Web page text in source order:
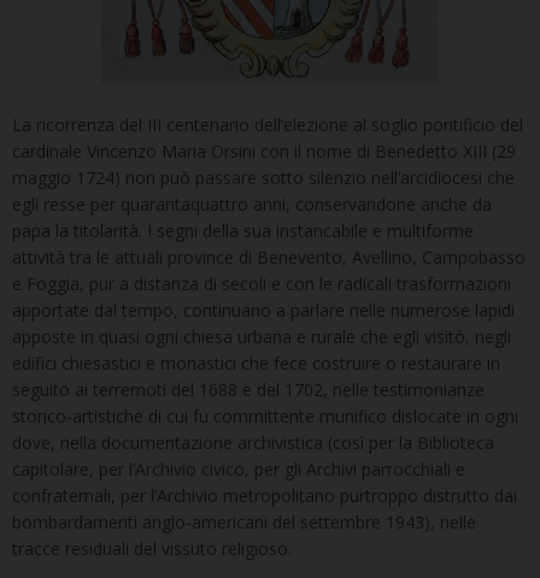
La ricorrenza del III centenario dell’elezione al soglio pontificio del
cardinale Vincenzo Maria Orsini con il nome di Benedetto XIII (29
maggio 1724) non può passare sotto silenzio nell’arcidiocesi che
egli resse per quarantaquattro anni, conservandone anche da
papa la titolarità. I segni della sua instancabile e multiforme
attività tra le attuali province di Benevento, Avellino, Campobasso
e Foggia, pur a distanza di secoli e con le radicali trasformazioni
apportate dal tempo, continuano a parlare nelle numerose lapidi
apposte in quasi ogni chiesa urbana e rurale che egli visitò, negli
edifici chiesastici e monastici che fece costruire o restaurare in
seguito ai terremoti del 1688 e del 1702, nelle testimonianze
storico-artistiche di cui fu committente munifico dislocate in ogni
dove, nella documentazione archivistica (così per la Biblioteca
capitolare, per l’Archivio civico, per gli Archivi parrocchiali e
confraternali, per l’Archivio metropolitano purtroppo distrutto dai
bombardamenti anglo-americani del settembre 1943), nelle
tracce residuali del vissuto religioso.